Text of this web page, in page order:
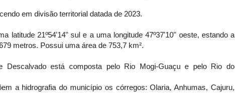
em divisão territorial datada de 2023.
latitude 21º54'14" sul e a uma longitude 47º37'10" oeste, estando a
metros. Possui uma área de 753,7 km².
Descalvado está composta pelo Rio Mogi-Guaçu e pelo Rio do
a hidrografia do município os córregos: Olaria, Anhumas, Cajuru,